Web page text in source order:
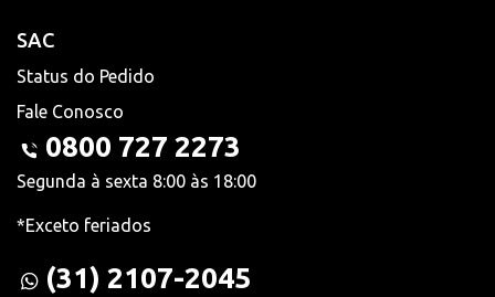
SAC
Status do Pedido
Fale Conosco
0800 727 2273
Segunda à sexta 8:00 às 18:00
*Exceto feriados
(31) 2107-2045